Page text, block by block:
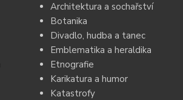
Architektura a sochařství
Botanika
Divadlo, hudba a tanec
Emblematika a heraldika
Etnografie
Karikatura a humor
Katastrofy